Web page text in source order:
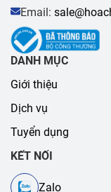
Email:
DANH MỤC
Giới thiệu
Dịch vụ
Tuyển dụng
KẾT NỐI
Zalo